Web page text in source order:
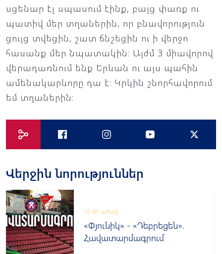
սցենար էլ սպասում էինք, բայց փառք ու
պատիվ մեր տղաներին, որ բնավորություն
ցույց տվեցին, շատ ճնշեցին ու ի վերջո
հասանք մեր նպատակին։ Այժմ 3 միավորով
վերադառնում ենք Երևան ու այս պահին
ամենակարևորը դա է։ Կրկին շնորհավորում
եմ տղաներին։
Վերջին նորություններ
14 օր առաջ
«Փյունիկ» - «Դեբրեցեն».
Հավատարմագրում